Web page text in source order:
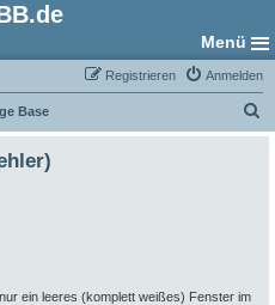
Menü
Anmelden
Registrieren
Base
u
ein leeres (komplett weißes) Fenster im